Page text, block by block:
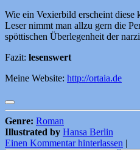
Wie ein Vexierbild erscheint diese
Leser nimmt man allzu gern die
spöttischen Überlegenheit der
Fazit: lesenswert
Meine Website: http://ortaia.de
Genre: Roman
Illustrated by Hansa Berlin
Einen Kommentar hinterlassen